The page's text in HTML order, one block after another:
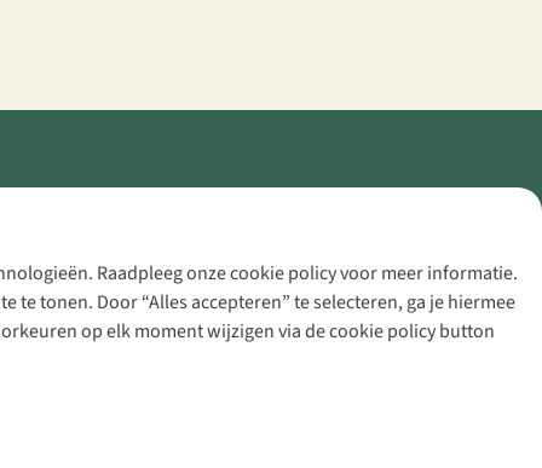
Raadpleeg onze cookie policy voor meer informatie.
tonen. Door “Alles accepteren” te selecteren, ga je hiermee
op elk moment wijzigen via de cookie policy button